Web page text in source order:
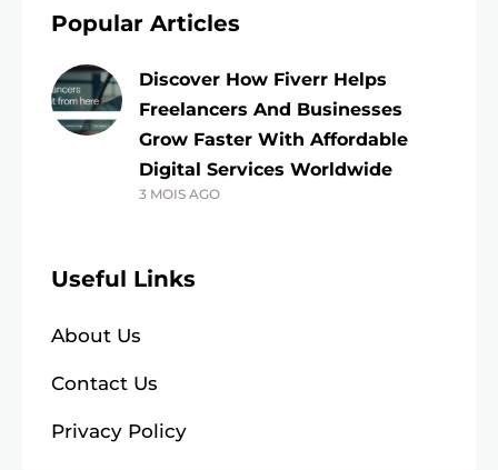
Popular Articles
Discover How Fiverr Helps
Freelancers And Businesses
Grow Faster With Affordable
Digital Services Worldwide
3 MOIS AGO
Useful Links
About Us
Contact Us
Privacy Policy